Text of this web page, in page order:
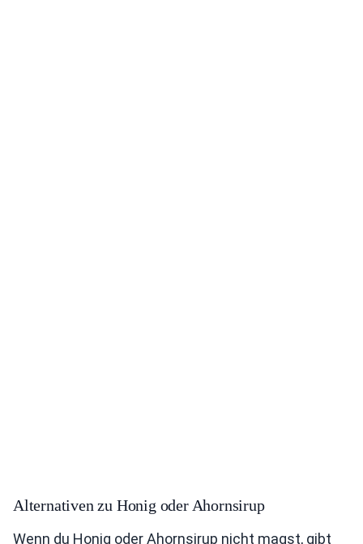
Alternativen zu Honig oder Ahornsirup
Wenn du Honig oder Ahornsirup nicht magst, gibt